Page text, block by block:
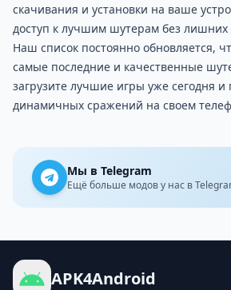
скачивания и установки на ваше
доступ к лучшим шутерам без лишних
Наш список постоянно обновляется,
самые последние и качественные
загрузите лучшие игры уже сегодня и
динамичных сражений на своем
Мы в Telegram
Ещё больше модов у нас в
APK4Android